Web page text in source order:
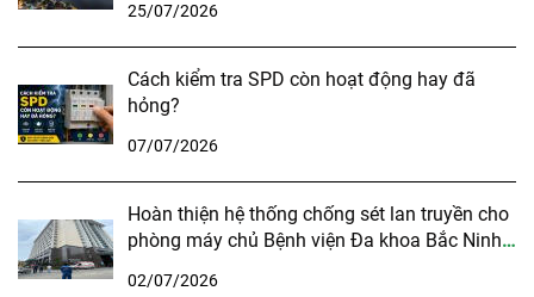
25/07/2026
Cách kiểm tra SPD còn hoạt động hay đã
hỏng?
07/07/2026
Hoàn thiện hệ thống chống sét lan truyền cho
phòng máy chủ Bệnh viện Đa khoa Bắc Ninh
02/07/2026